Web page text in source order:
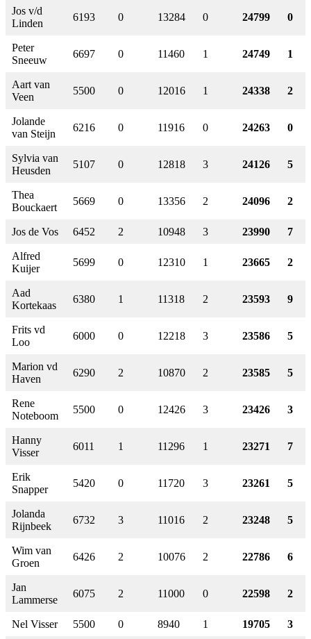
Jos v/d
Linden
6193 0 13284 0 24799 0
Peter
Sneeuw
6697 0 11460 1 24749 1
Aart van
Veen
5500 0 12016 1 24338 2
Jolande
van Steijn
6216 0 11916 0 24263 0
Sylvia van
Heusden
5107 0 12818 3 24126 5
Thea
Bouckaert
5669 0 13356 2 24096 2
Jos de Vos 6452 2 10948 3 23990 7
Alfred
Kuijer
5699 0 12310 1 23665 2
Aad
Kortekaas
6380 1 11318 2 23593 9
Frits vd
Loo
6000 0 12218 3 23586 5
Marion vd
Haven
6290 2 10870 2 23585 5
Rene
Noteboom
5500 0 12426 3 23426 3
Hanny
Visser
6011 1 11296 1 23271 7
Erik
Snapper
5420 0 11720 3 23261 5
Jolanda
Rijnbeek
6732 3 11016 2 23248 5
Wim van
Groen
6426 2 10076 2 22786 6
Jan
Lammerse
6075 2 11000 0 22598 2
Nel Visser 5500 0 8940 1 19705 3